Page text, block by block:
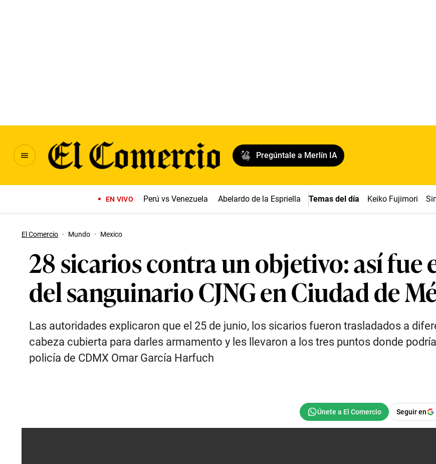
Pregúntale a Merlín IA
EN VIVO Perú vs Venezuela Abelardo de la Espriella Temas del día Keiko Fujimori
El Comercio · Mundo · Mexico
28 sicarios contra un objetivo: así
del sanguinario CJNG en Ciudad de
Las autoridades explicaron que el 25 de junio, los sicarios fueron trasladados a
cabeza cubierta para darles armamento y les llevaron a los tres puntos donde
policía de CDMX Omar García Harfuch
Seguir en